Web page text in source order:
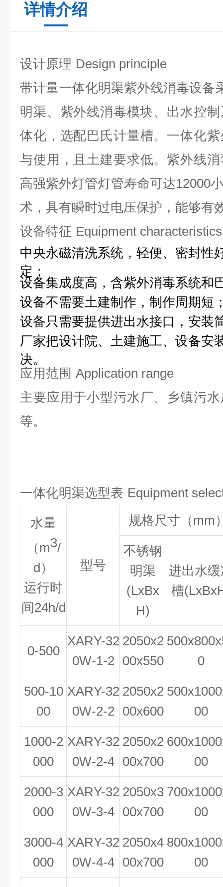
详情介绍
设计原理 Design principle
带计量一体化明渠紫外线消毒设备
明渠、紫外线消毒模块、出水控
体化， 选配巴氏计量槽。一体化
与使用， 且土建要求低。紫外线
高强紫外灯管灯管寿命可达12000
术，具有瞬时过电压保护，能够有
设备特征 Equipment characteristics
中央永磁清洗系统，轻便、密封性
定；
设备集成度高，含紫外消毒系统和
设备不需要土建制作，制作周期短
设备只需要提供进出水接口，安装
厂家把设计院、土建施工、设备安
决。
应用范围 Application range
主要应用于小型污水厂、乡镇污
等。
一体化明渠选型表 Equipment
水量
（m3/
d）
运行时
间24h/d
型号
规格尺寸（mm
不锈钢
明渠
(LxBx
H)
进出水
槽
0-500
XARY-32
0W-1-2
2050x2
00x550
0
500-10
00
XARY-32
0W-2-2
2050x2
00x600
00
1000-2
000
XARY-32
0W-2-4
2050x2
00x700
6
00
2000-3
000
XARY-32
0W-3-4
2050x3
00x700
7
00
3000-4
000
XARY-32
0W-4-4
2050x4
00x700
00